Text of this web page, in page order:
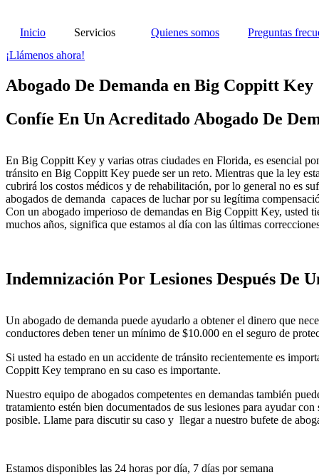
Inicio Servicios Quienes somos Preguntas
¡Llámenos ahora!
Abogado De Demanda en Big Coppitt Key
Confíe En Un Acreditado Abogado De
En Big Coppitt Key y varias otras ciudades en Florida, es esencial
tránsito en Big Coppitt Key puede ser un reto. Mientras que la ley
cubrirá los costos médicos y de rehabilitación, por lo general no es
abogados de demanda capaces de luchar por su legítima
Con un abogado imperioso de demandas en Big Coppitt Key, usted
muchos años, significa que estamos al día con las últimas
Indemnización Por Lesiones Después De
Un abogado de demanda puede ayudarlo a obtener el dinero que
conductores deben tener un mínimo de $10.000 en el seguro de
Si usted ha estado en un accidente de tránsito recientemente es
Coppitt Key temprano en su caso es importante.
Nuestro equipo de abogados competentes en demandas también
tratamiento estén bien documentados de sus lesiones para ayudar
posible. Llame para discutir su caso y llegar a nuestro bufete de
Estamos disponibles las 24 horas por día, 7 días por semana